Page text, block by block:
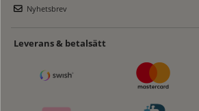
Nyhetsbrev
Leverans & betalsätt